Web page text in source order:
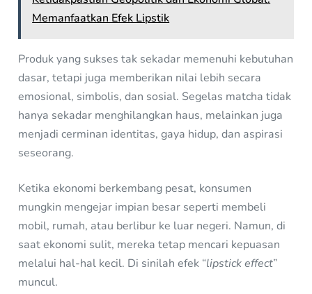
Memanfaatkan Efek Lipstik
Produk yang sukses tak sekadar memenuhi kebutuhan
dasar, tetapi juga memberikan nilai lebih secara
emosional, simbolis, dan sosial. Segelas matcha tidak
hanya sekadar menghilangkan haus, melainkan juga
menjadi cerminan identitas, gaya hidup, dan aspirasi
seseorang.
Ketika ekonomi berkembang pesat, konsumen
mungkin mengejar impian besar seperti membeli
mobil, rumah, atau berlibur ke luar negeri. Namun, di
saat ekonomi sulit, mereka tetap mencari kepuasan
melalui hal-hal kecil. Di sinilah efek “lipstick effect”
muncul.